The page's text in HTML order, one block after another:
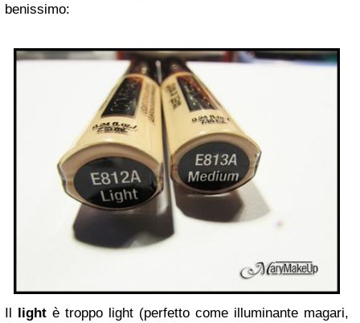
benissimo:
Il light è troppo light (perfetto come illuminante magari,